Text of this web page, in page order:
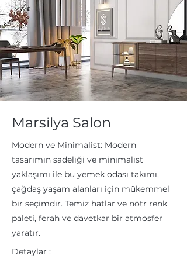
Marsilya Salon
Modern ve Minimalist: Modern
tasarımın sadeliği ve minimalist
yaklaşımı ile bu yemek odası takımı,
çağdaş yaşam alanları için mükemmel
bir seçimdir. Temiz hatlar ve nötr renk
paleti, ferah ve davetkar bir atmosfer
yaratır.
Detaylar :